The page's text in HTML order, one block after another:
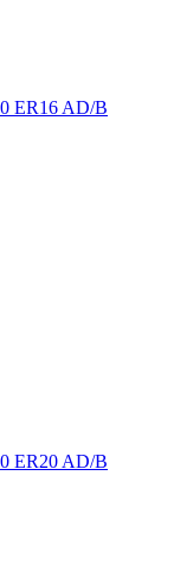
ER16 AD/B
ER20 AD/B